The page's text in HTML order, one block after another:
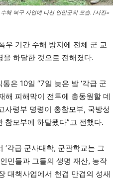
해 복구 사업에 나선 인민군의 모습. /사진=
우 기간 수해 방지에 전체 군 교
하달한 것으로 전해졌다.
은 10일 “7일 늦은 밤 ‘각급 군
해 피해막이 전투에 총동원할 데
사령부 명령이 총참모부, 국방성
참모부에 하달됐다”고 전했다.
‘각급 군사대학, 군관학교는 그
민들과 그들의 생명 재산, 농작
대책사업에서 천겹 만겹의 성새